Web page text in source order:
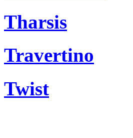
Tharsis
Travertino
Twist